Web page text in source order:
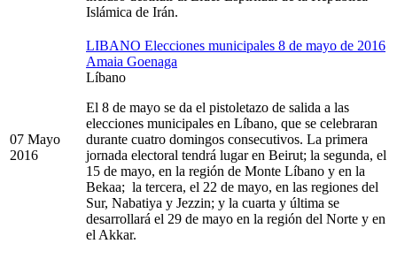
Islámica de Irán.
07 Mayo
2016
LIBANO Elecciones municipales 8 de mayo de 2016
Amaia Goenaga
Líbano
El 8 de mayo se da el pistoletazo de salida a las
elecciones municipales en Líbano, que se celebraran
durante cuatro domingos consecutivos. La primera
jornada electoral tendrá lugar en Beirut; la segunda, el
15 de mayo, en la región de Monte Líbano y en la
Bekaa; la tercera, el 22 de mayo, en las regiones del
Sur, Nabatiya y Jezzin; y la cuarta y última se
desarrollará el 29 de mayo en la región del Norte y en
el Akkar.